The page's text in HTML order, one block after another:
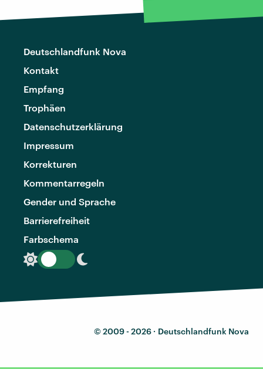
Deutschlandfunk Nova
Kontakt
Empfang
Trophäen
Datenschutzerklärung
Impressum
Korrekturen
Kommentarregeln
Gender und Sprache
Barrierefreiheit
Farbschema
© 2009 - 2026 · Deutschlandfunk Nova